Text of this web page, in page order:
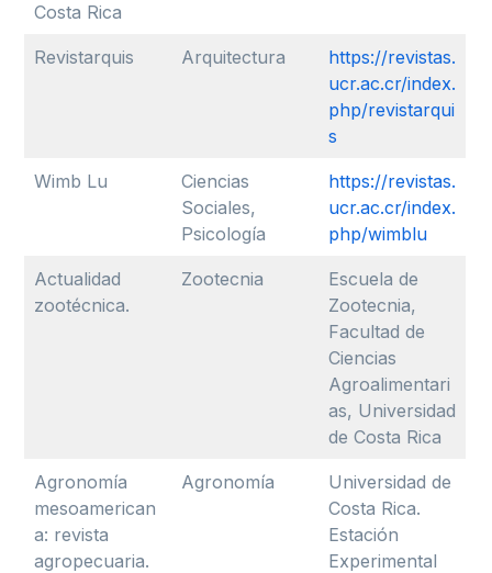
Costa Rica
Revistarquis Arquitectura
https://revistas.
ucr.ac.cr/index.
php/revistarqui
s
Wimb Lu
Ciencias
Sociales,
Psicología
https://revistas.
ucr.ac.cr/index.
php/wimblu
Actualidad
zootécnica.
Zootecnia
Escuela de
Zootecnia,
Facultad de
Ciencias
Agroalimentari
as, Universidad
de Costa Rica
Agronomía
mesoamerican
a: revista
agropecuaria.
Agronomía
Universidad de
Costa Rica.
Estación
Experimental